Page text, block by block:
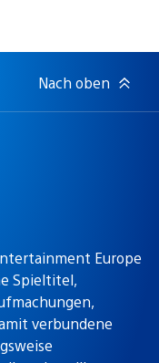
Nach oben
Europe
Spieltitel,
verbundene